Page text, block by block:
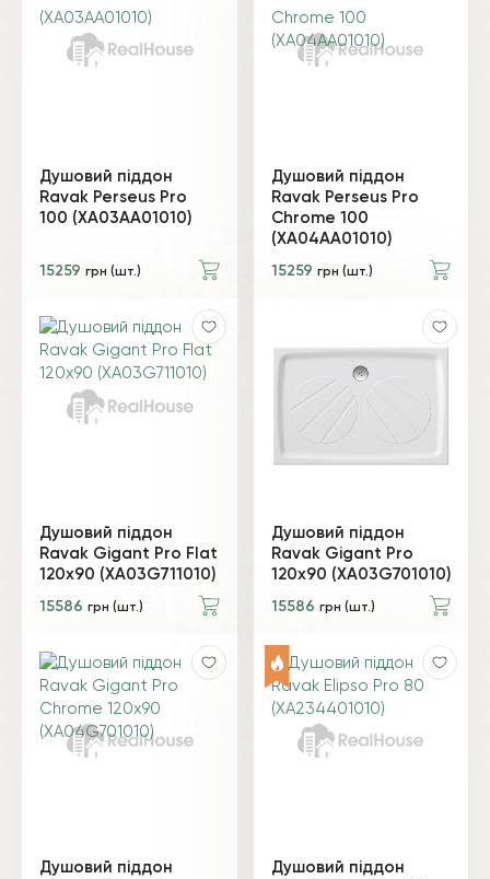
Душовий піддон
Ravak Perseus Pro
100 (XA03AA01010)
15259 грн (шт.)
Душовий піддон
Ravak Perseus Pro
Chrome 100
(XA04AA01010)
15259 грн (шт.)
Душовий піддон
Ravak Gigant Pro Flat
120х90 (XA03G711010)
15586 грн (шт.)
Душовий піддон
Ravak Gigant Pro
120х90 (XA03G701010)
15586 грн (шт.)
Душовий піддон
Душовий піддон